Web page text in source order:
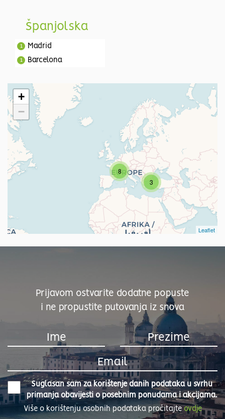
Španjolska
Madrid
1
Barcelona
1
3
8
+
−
Leaflet
Prijavom ostvarite dodatne popuste
i ne propustite putovanja iz snova
Suglasan sam za korištenje danih podataka u svrhu
primanja obavijesti o posebnim ponudama i akcijama.
Više o korištenju osobnih podataka pročitajteovdje